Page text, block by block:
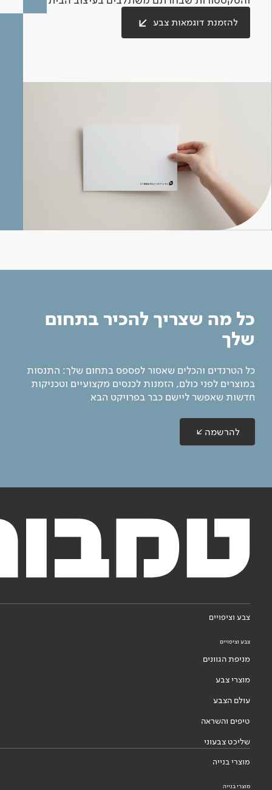
להזמנת דוגמאות צבע
כל מה שצריך להכיר בתחום
שלך
כל הטרנדים והכלים שאסור לפספס בתחום שלך: התנסות
במוצרים לפני כולם, הזמנות לכנסים מקצועיים וטכניקות
חדשות שאפשר ליישם כבר בפרויקט הבא
להרשמה
צבע וציפויים
צבע וציפויים
מניפת הגוונים
מוצרי צבע
עולם הצבע
טיפים והשראה
שליכט צבעוני
מוצרי בנייה
מוצרי בנייה